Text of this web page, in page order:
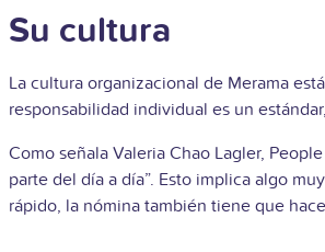
Su cultura
La cultura organizacional de Merama
responsabilidad individual es un
Como señala Valeria Chao Lagler,
parte del día a día”. Esto implica algo
rápido, la nómina también tiene que